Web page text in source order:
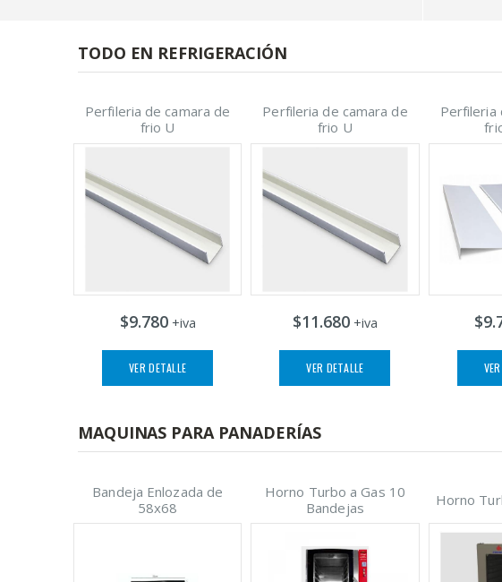
TODO EN REFRIGERACIÓN
Perfileria de camara de
frio U
$9.780+iva
VER DETALLE
Perfileria de camara de
frio U
$11.680+iva
VER DETALLE
Perfileria
MAQUINAS PARA PANADERÍAS
Bandeja Enlozada de
58x68
Horno Turbo a Gas 10
Bandejas
Horno